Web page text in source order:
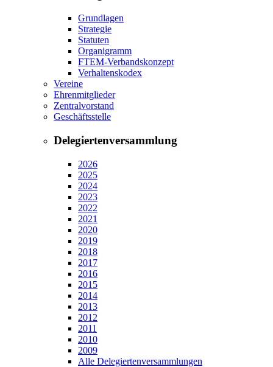
Grundlagen
Strategie
Statuten
Organigramm
FTEM-Verbandskonzept
Verhaltenskodex
Vereine
Ehrenmitglieder
Zentralvorstand
Geschäftsstelle
Delegiertenversammlung
2026
2025
2024
2023
2022
2021
2020
2019
2018
2017
2016
2015
2014
2013
2012
2011
2010
2009
Alle Delegiertenversammlungen